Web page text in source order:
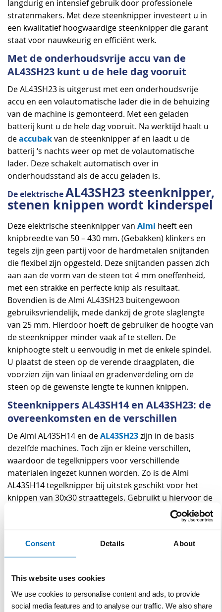
Consent Details About
This website uses cookies
We use cookies to personalise content and ads, to provide
social media features and to analyse our traffic. We also share
langdurig en intensief gebruik door professionele
stratenmakers. Met deze steenknipper investeert u in
een kwalitatief hoogwaardige steenknipper die garant
staat voor nauwkeurig en efficiënt werk.
Met de onderhoudsvrije accu van de
AL43SH23 kunt u de hele dag vooruit
De AL43SH23 is uitgerust met een onderhoudsvrije
accu en een volautomatische lader die in de behuizing
van de machine is gemonteerd. Met een geladen
batterij kunt u de hele dag vooruit. Na werktijd haalt u
deaccubakvan de steenknipper af en laadt u de
batterij ‘s nachts weer op met de volautomatische
lader. Deze schakelt automatisch over in
onderhoudsstand als de accu geladen is.
De elektrischeAL43SH23 steenknipper,
stenen knippen wordt kinderspel
Deze elektrische steenknipper van Almi heeft een
knipbreedte van 50 – 430 mm. (Gebakken) klinkers en
tegels zijn geen partij voor de hardmetalen snijtanden
die flexibel zijn opgesteld. Deze snijtanden passen zich
aan aan de vorm van de steen tot 4 mm oneffenheid,
met een strakke en perfecte knip als resultaat.
Bovendien is de Almi AL43SH23 buitengewoon
gebruiksvriendelijk, mede dankzij de grote slaglengte
van 25 mm. Hierdoor hoeft de gebruiker de hoogte van
de steenknipper minder vaak af te stellen. De
kniphoogte stelt u eenvoudig in met de enkele spindel.
U plaatst de steen op de verende draagplaten, die
voorzien zijn van liniaal en gradenverdeling om de
steen op de gewenste lengte te kunnen knippen.
Steenknippers AL43SH14 en AL43SH23: de
overeenkomsten en de verschillen
De Almi AL43SH14 en deAL43SH23zijn in de basis
dezelfde machines. Toch zijn er kleine verschillen,
waardoor de tegelknippers voor verschillende
materialen ingezet kunnen worden. Zo is de Almi
AL43SH14 tegelknipper bij uitstek geschikt voor het
knippen van 30x30 straattegels. Gebruikt u hiervoor de
AL43SH23, dan loopt u het risico dat deze tegels eerder
breken doordat de pomp zwaarder staat ingesteld en
hierdoor juist ideaal voor het knippen van graniet,
andere zeer harde steensoorten en betonbanden.
Voor de perfect strakke en rechte knip, is ook de
instelling van de lamelmessen bij iedere machine net
even anders. Deze staan bij de H14 wat flexibeler